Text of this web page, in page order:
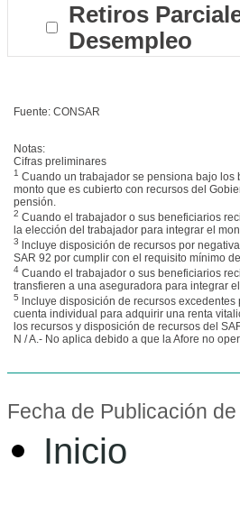
Retiros
Desempleo
Fuente: CONSAR
Notas:
Cifras preliminares
1 Cuando un trabajador se pensiona bajo los
monto que es cubierto con recursos del
pensión.
2 Cuando el trabajador o sus beneficiarios
la elección del trabajador para integrar el
3
lncluye disposición de recursos por
SAR 92 por cumplir con el requisito mínimo
4 Cuando el trabajador o sus beneficiarios
transfieren a una aseguradora para integrar
5
lncluye disposición de recursos
cuenta individual para adquirir una renta
los recursos y disposición de recursos del
N / A.- No aplica debido a que la Afore no
Fecha de Publicación
Inicio